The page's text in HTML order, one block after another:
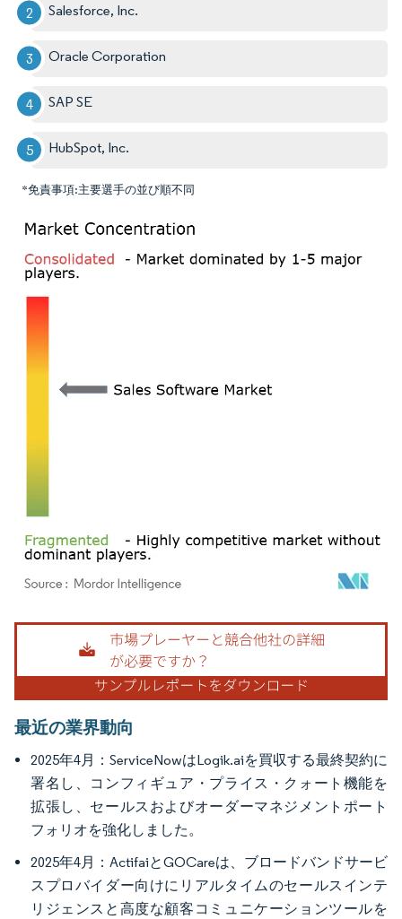
Salesforce, Inc.
Oracle Corporation
SAP SE
HubSpot, Inc.
*免責事項:主要選手の並び順不同
画像 © Mordor Intelligence。再利用にはCC BY 4.0の表示が必要です。
最近の業界動向
2025年4月：ServiceNowはLogik.aiを買収する最終契約に
署名し、コンフィギュア・プライス・クォート機能を
拡張し、セールスおよびオーダーマネジメントポート
フォリオを強化しました。
2025年4月：ActifaiとGOCareは、ブロードバンドサービ
スプロバイダー向けにリアルタイムのセールスインテ
リジェンスと高度な顧客コミュニケーションツールを